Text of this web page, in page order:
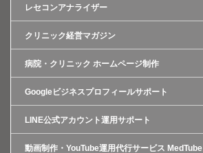
レセコンアナライザー
クリニック経営マガジン
病院・クリニック ホームページ制作
Googleビジネスプロフィールサポート
LINE公式アカウント運用サポート
動画制作・YouTube運用代行サービス MedTube